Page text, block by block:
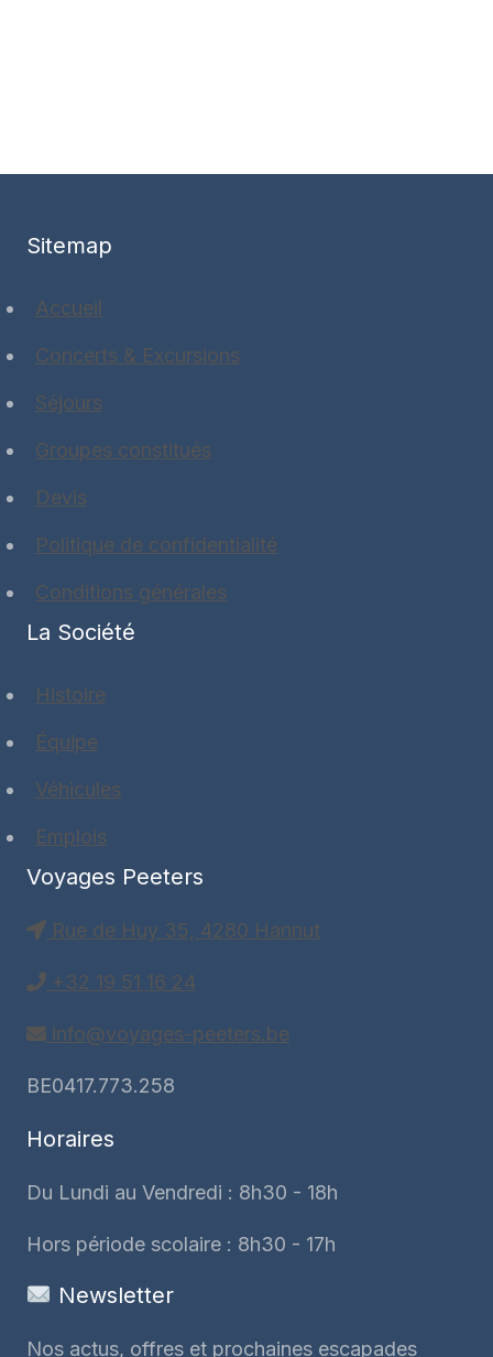
Sitemap
Accueil
Concerts & Excursions
Séjours
Groupes constitués
Devis
Politique de confidentialité
Conditions générales
La Société
Histoire
Équipe
Véhicules
Emplois
Voyages Peeters
Rue de Huy 35, 4280 Hannut
+32 19 51 16 24
info@voyages-peeters.be
BE0417.773.258
Horaires
Du Lundi au Vendredi : 8h30 - 18h
Hors période scolaire : 8h30 - 17h
Newsletter
Nos actus, offres et prochaines escapades